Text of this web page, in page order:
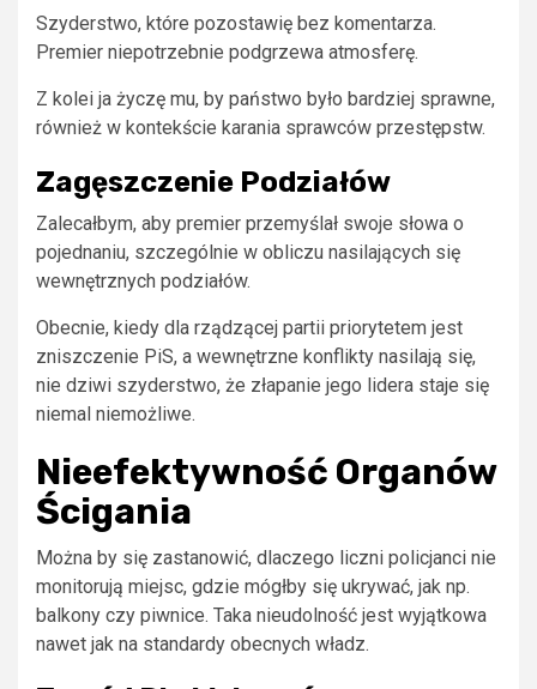
Szyderstwo, które pozostawię bez komentarza.
Premier niepotrzebnie podgrzewa atmosferę.
Z kolei ja życzę mu, by państwo było bardziej sprawne,
również w kontekście karania sprawców przestępstw.
Zagęszczenie Podziałów
Zalecałbym, aby premier przemyślał swoje słowa o
pojednaniu, szczególnie w obliczu nasilających się
wewnętrznych podziałów.
Obecnie, kiedy dla rządzącej partii priorytetem jest
zniszczenie PiS, a wewnętrzne konflikty nasilają się,
nie dziwi szyderstwo, że złapanie jego lidera staje się
niemal niemożliwe.
Nieefektywność Organów
Ścigania
Można by się zastanowić, dlaczego liczni policjanci nie
monitorują miejsc, gdzie mógłby się ukrywać, jak np.
balkony czy piwnice. Taka nieudolność jest wyjątkowa
nawet jak na standardy obecnych władz.